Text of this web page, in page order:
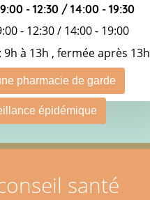
- 12:30 / 14:00 - 19:30
- 12:30 / 14:00 - 19:00
9h à 13h , fermée après 13h
pharmacie de garde
épidémique
santé